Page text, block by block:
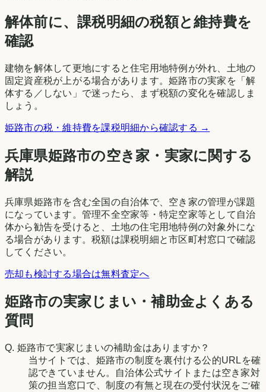
解体前に、課税明細の税額と維持費を
確認
建物を解体して更地にすると住宅用地特例が外れ、土地の
固定資産税が上がる場合があります。姫路市の実家を「解
体する／しない」で迷ったら、まず税額の変化を確認しま
しょう。
姫路市の税・維持費を課税明細から確認する →
兵庫県姫路市の空き家・実家に関する
解説
兵庫県姫路市を含む全国の自治体で、空き家の管理が課題
になっています。管理不全空家等・特定空家等として自治
体から勧告を受けると、土地の住宅用地特例の対象外にな
る場合があります。税額は課税明細と市区町村窓口で確認
してください。
売却も検討する場合は無料査定へ
姫路市の実家じまい・補助金よくある
質問
Q. 姫路市で実家じまいの補助金はありますか？
当サイトでは、姫路市の制度を裏付ける公的URLを確
認できていません。自治体公式サイトまたは空き家対
策の担当窓口で、制度の有無と現在の受付状況をご確